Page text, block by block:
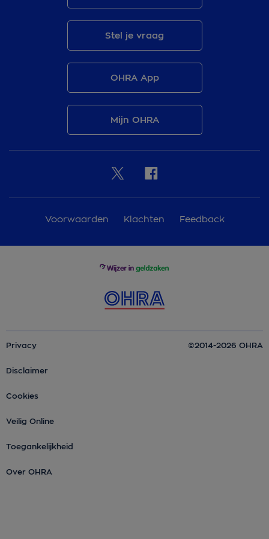
Stel je vraag
OHRA App
Mijn OHRA
Voorwaarden Klachten Feedback
Privacy
Disclaimer
Cookies
Veilig Online
Toegankelijkheid
Over OHRA
©2014-2026 OHRA